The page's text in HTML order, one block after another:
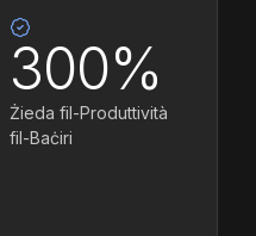
300%
Żieda fil-Produttività
fil-Baċiri